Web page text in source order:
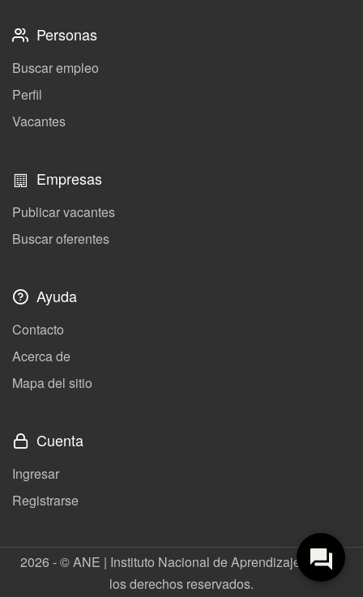
Personas
Buscar empleo
Perfil
Vacantes
Empresas
Publicar vacantes
Buscar oferentes
Ayuda
Contacto
Acerca de
Mapa del sitio
Cuenta
Ingresar
Registrarse
2026 - © ANE | Instituto Nacional de Aprendizaje. Todos
los derechos reservados.